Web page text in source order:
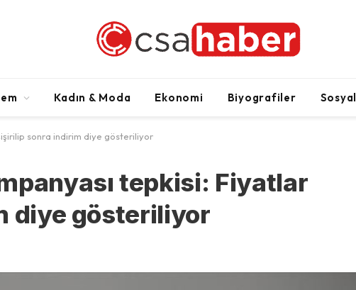
Kadın & Moda Ekonomi Biyografiler
sonra indirim diye gösteriliyor
tepkisi: Fiyatlar
diye gösteriliyor